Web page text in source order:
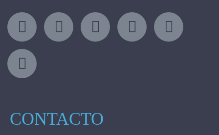
CONTACTO